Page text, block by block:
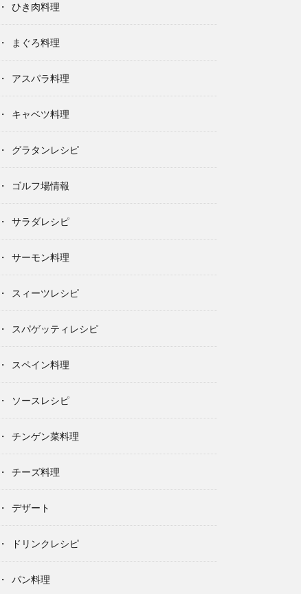
ひき肉料理
まぐろ料理
アスパラ料理
キャベツ料理
グラタンレシピ
ゴルフ場情報
サラダレシピ
サーモン料理
スィーツレシピ
スパゲッティレシピ
スペイン料理
ソースレシピ
チンゲン菜料理
チーズ料理
デザート
ドリンクレシピ
パン料理